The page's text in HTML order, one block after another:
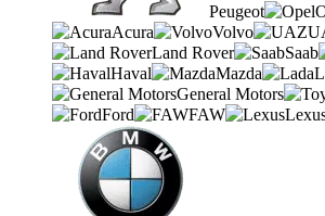
Peugeot
Acura
Volvo
Land Rover
Saab
Haval
Mazda
General Motors
Ford
FAW